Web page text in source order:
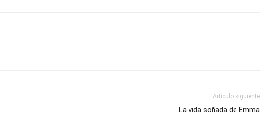
Artículo siguiente
La vida soñada de Emma